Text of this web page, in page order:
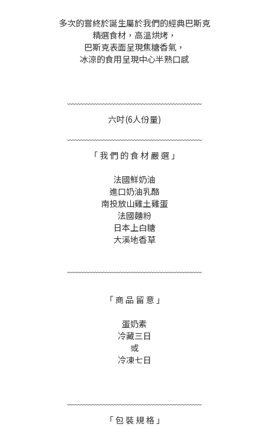
多次的嘗終於誕生屬於我們的經典巴斯克
精選食材，高溫烘烤，
巴斯克表面呈現焦糖香氣，
冰涼的食用呈現中心半熟口感
﹋﹋﹋﹋﹋﹋﹋﹋﹋﹋﹋﹋﹋﹋﹋﹋
六吋(6人份量)
﹋﹋﹋﹋﹋﹋﹋﹋﹋﹋﹋﹋﹋﹋﹋﹋
「 我 們 的 食 材 嚴 選 」
法國鮮奶油
進口奶油乳酪
南投放山雞土雞蛋
法國麵粉
日本上白糖
大溪地香草
﹋﹋﹋﹋﹋﹋﹋﹋﹋﹋﹋﹋﹋﹋﹋﹋
「 商 品 留 意 」
蛋奶素
冷藏三日
或
冷凍七日
﹋﹋﹋﹋﹋﹋﹋﹋﹋﹋﹋﹋﹋﹋﹋﹋
「 包 裝 規 格 」